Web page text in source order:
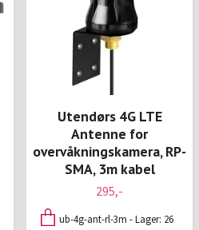
Utendørs 4G LTE
Antenne for
overvåkningskamera, RP-
SMA, 3m kabel
295,-
ub-4g-ant-rl-3m - Lager: 26